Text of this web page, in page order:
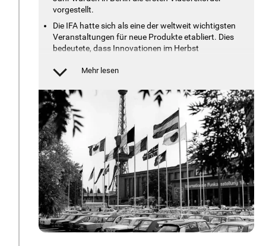
vorgestellt.
Die IFA hatte sich als eine der weltweit wichtigsten
Veranstaltungen für neue Produkte etabliert. Dies
bedeutete, dass Innovationen im Herbst
vorgestellt werden konnten und eine große
Heimvideorekorder, Quadrophonie,
Kamerarekorder, Verkehrsfunk und Teletext waren
die Schlagworte dieser Zeit. Zweikanalton- und
Stereosendungen bereicherten das Fernsehen. Die
Compact Disc, DAT und erste TV-Geräte mit
digitaler Technik wurden eingeführt.
1985 wurde das hochauflösende Fernsehen HDTV
zum ersten Mal gezeigt, zusammen mit den ersten
TV-Satellitenempfängern. Es folgten die D2MAC-
Übertragungstechnik, RDS und Fernsehgeräte mit
84- und 95-cm-Bildern.
Mehr lesen